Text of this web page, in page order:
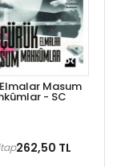
Masum
- SC
262,50 TL